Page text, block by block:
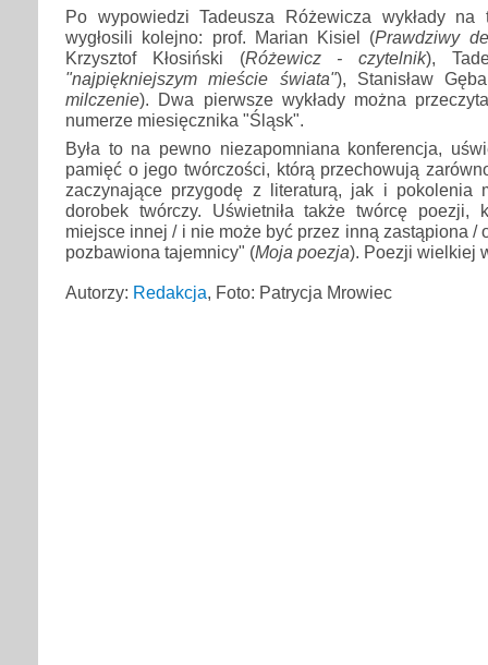
Po wypowiedzi Tadeusza Różewicza wykłady na
wygłosili kolejno: prof. Marian Kisiel (Prawdziwy
Krzysztof Kłosiński (Różewicz - czytelnik),
"najpiękniejszym mieście świata"), Stanisław
milczenie). Dwa pierwsze wykłady można
numerze miesięcznika "Śląsk".
Była to na pewno niezapomniana konferencja,
pamięć o jego twórczości, którą przechowują
zaczynające przygodę z literaturą, jak i pokolenia
dorobek twórczy. Uświetniła także twórcę poezji,
miejsce innej / i nie może być przez inną zastąpiona /
pozbawiona tajemnicy" (Moja poezja). Poezji wielkiej
Autorzy: Redakcja, Foto: Patrycja Mrowiec